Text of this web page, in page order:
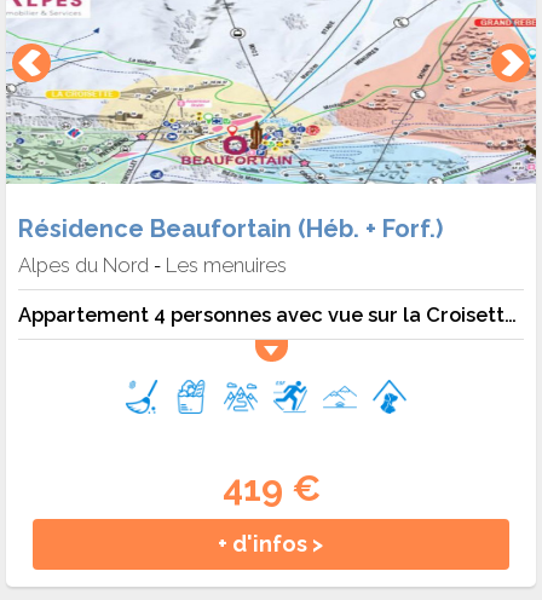
Résidence Beaufortain (Héb. + Forf.)
Alpes du Nord - Les menuires
Appartement 4 personnes avec vue sur la Croisette - 4 pers. - 24m2 - TV
419 €
+ d'infos >